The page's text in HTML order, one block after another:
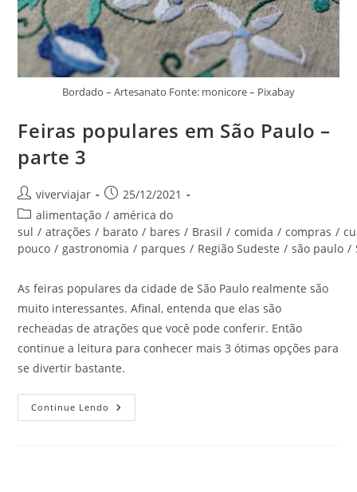
Bordado – Artesanato Fonte: monicore – Pixabay
Feiras populares em São Paulo –
parte 3
Autor
do
post:
viverviajar
Post
publicado:
25/12/2021
Categoria
do
post:
alimentação / américa do
sul / atrações / barato / bares / Brasil / comida / compras /
pouco / gastronomia / parques / Região Sudeste / são paulo /
As feiras populares da cidade de São Paulo realmente são
muito interessantes. Afinal, entenda que elas são
recheadas de atrações que você pode conferir. Então
continue a leitura para conhecer mais 3 ótimas opções para
se divertir bastante.
Continue Lendo Feiras
Populares